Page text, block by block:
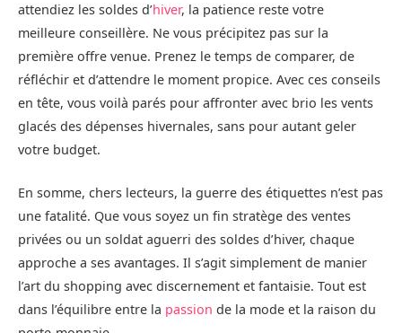
attendiez les soldes d’hiver, la patience reste votre
meilleure conseillère. Ne vous précipitez pas sur la
première offre venue. Prenez le temps de comparer, de
réfléchir et d’attendre le moment propice. Avec ces conseils
en tête, vous voilà parés pour affronter avec brio les vents
glacés des dépenses hivernales, sans pour autant geler
votre budget.
En somme, chers lecteurs, la guerre des étiquettes n’est pas
une fatalité. Que vous soyez un fin stratège des ventes
privées ou un soldat aguerri des soldes d’hiver, chaque
approche a ses avantages. Il s’agit simplement de manier
l’art du shopping avec discernement et fantaisie. Tout est
dans l’équilibre entre la passion de la mode et la raison du